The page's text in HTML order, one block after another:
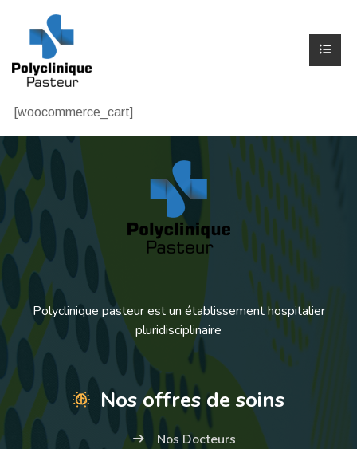
[woocommerce_cart]
Polyclinique pasteur est un établissement hospitalier
pluridisciplinaire
Nos offres de soins
Nos Docteurs